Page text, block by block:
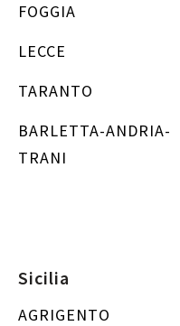
FOGGIA
LECCE
TARANTO
BARLETTA-ANDRIA-
TRANI
Sicilia
AGRIGENTO